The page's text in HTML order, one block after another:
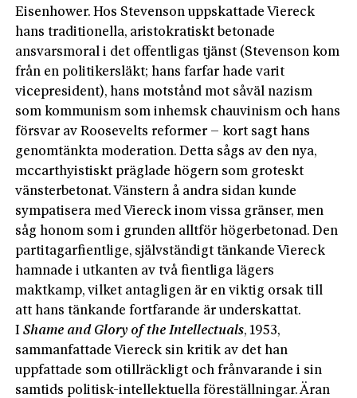
Eisenhower. Hos Stevenson uppskattade Viereck
hans traditionella, aristokratiskt betonade
ansvarsmoral i det offentligas tjänst (Stevenson kom
från en politikersläkt; hans farfar hade varit
vicepresident), hans motstånd mot såväl nazism
som kommunism som inhemsk chauvinism och hans
försvar av Roosevelts reformer – kort sagt hans
genomtänkta moderation. Detta sågs av den nya,
mccarthyistiskt präglade högern som groteskt
vänsterbetonat. Vänstern å andra sidan kunde
sympatisera med Viereck inom vissa gränser, men
såg honom som i grunden alltför högerbetonad. Den
partitagarfientlige, självständigt tänkande Viereck
hamnade i utkanten av två fientliga lägers
maktkamp, vilket antagligen är en viktig orsak till
att hans tänkande fortfarande är underskattat.
IShame and Glory of the Intellectuals, 1953,
sammanfattade Viereck sin kritik av det han
uppfattade som otillräckligt och frånvarande i sin
samtids politisk-intellektuella föreställningar. Äran